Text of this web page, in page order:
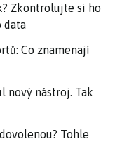
Zkontrolujte si ho
data
Co znamenají
nový nástroj. Tak
Tohle